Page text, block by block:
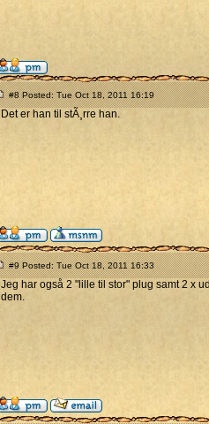
#8 Posted: Tue Oct 18, 2011 16:19
Det er han til stÃ¸rre han.
#9 Posted: Tue Oct 18, 2011 16:33
Jeg har også 2 "lille til stor" plug samt 2 x
dem.